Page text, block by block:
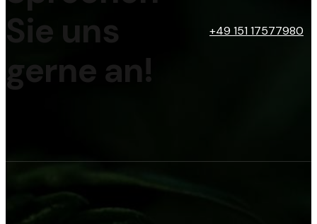
Sie uns
gerne an!
+49 151 17577980